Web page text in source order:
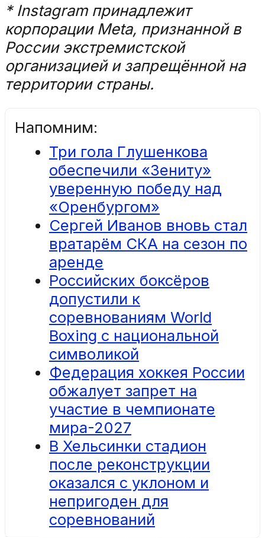
* Instagram принадлежит
корпорации Meta, признанной в
России экстремистской
организацией и запрещённой на
территории страны.
Напомним:
Три гола Глушенкова
обеспечили «Зениту»
уверенную победу над
«Оренбургом»
Сергей Иванов вновь стал
вратарём СКА на сезон по
аренде
Российских боксёров
допустили к
соревнованиям World
Boxing с национальной
символикой
Федерация хоккея России
обжалует запрет на
участие в чемпионате
мира-2027
В Хельсинки стадион
после реконструкции
оказался с уклоном и
непригоден для
соревнований